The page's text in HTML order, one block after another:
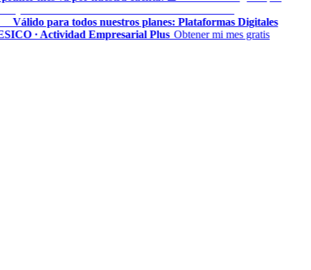
Válido para todos nuestros planes: Plataformas Digitales
· Actividad Empresarial Plus◆ Obtener mi mes gratis